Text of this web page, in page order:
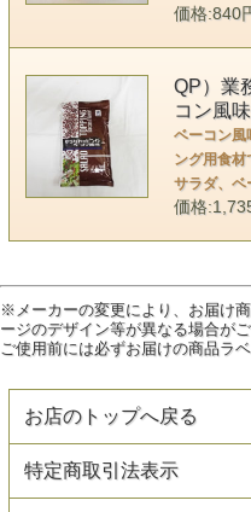
価格:840
QP）業
コン風
ベーコン風
ング用食材
サラダ、ベ
価格
※メーカーの変更により、お届け
ージのデザイン等が異なる場合が
ご使用前には必ずお届けの商品ラ
お店のトップへ戻る
特定商取引法表示